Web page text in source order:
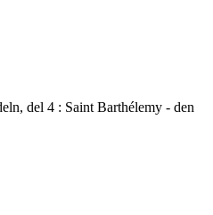
del 4 : Saint Barthélemy - den